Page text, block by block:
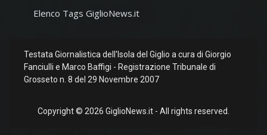
Elenco Tags GiglioNews.it
Testata Giornalistica dell'Isola del Giglio a cura di Giorgio
Fanciulli e Marco Baffigi - Registrazione Tribunale di
Grosseto n. 8 del 29 Novembre 2007
Copyright © 2026 GiglioNews.it - All rights reserved.